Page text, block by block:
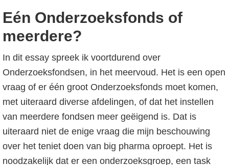
Eén Onderzoeksfonds of
meerdere?
In dit essay spreek ik voortdurend over
Onderzoeksfondsen, in het meervoud. Het is een open
vraag of er één groot Onderzoeksfonds moet komen,
met uiteraard diverse afdelingen, of dat het instellen
van meerdere fondsen meer geëigend is. Dat is
uiteraard niet de enige vraag die mijn beschouwing
over het teniet doen van big pharma oproept. Het is
noodzakelijk dat er een onderzoeksgroep, een task